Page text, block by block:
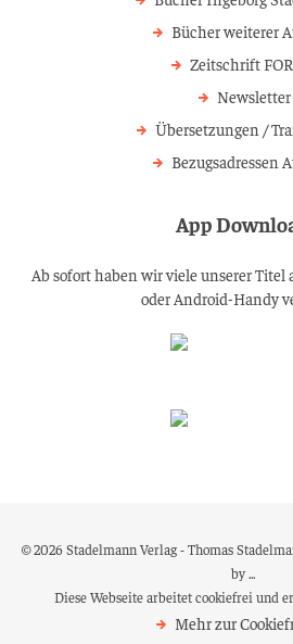
Bücher weiterer
Zeitschrift
Newsletter
Übersetzungen /
Bezugsadressen
App
Ab sofort haben wir viele unserer Titel
oder Android-Handy
© 2026 Stadelmann Verlag - Thomas
by ...
Diese Webseite arbeitetcookiefreiund
Mehr zur